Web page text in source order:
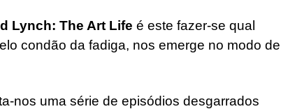
Lynch: The Art Life é este fazer-se qual
condão da fadiga, nos emerge no modo de
nos uma série de episódios desgarrados